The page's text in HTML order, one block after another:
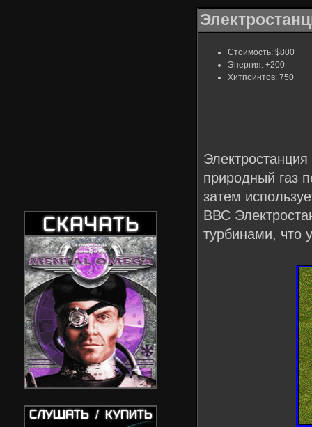
Стоимость: $800
Энергия: +200
Хитпоинтов: 750
природный газ
затем
ВВС
турбинами, что